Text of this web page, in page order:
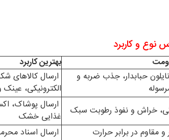
نوع و کاربرد
بهترین کاربرد
حبابدار، جذب ضربه و
ارسال کالاهای
الکترونیکی،
خراش و نفوذ رطوبت سبک
ارسال پوشاک،
غذایی خشک
مقاوم در برابر حرارت
ارسال اسناد